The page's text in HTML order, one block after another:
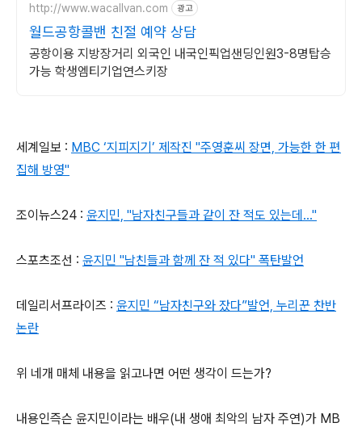
http://www.wacallvan.com 광고
월드공항콜밴 친절 예약 상담
공항이용 지방장거리 외국인 내국인픽업샌딩인원3-8명탑승
가능 학생엠티기업연스키장
세계일보 : MBC ‘지피지기’ 제작진 "주영훈씨 장면, 가능한 한 편
집해 방영"
조이뉴스24 : 윤지민, "남자친구들과 같이 잔 적도 있는데..."
스포츠조선 : 윤지민 "남친들과 함께 잔 적 있다" 폭탄발언
데일리서프라이즈 : 윤지민 “남자친구와 잤다”발언, 누리꾼 찬반
논란
위 네개 매체 내용을 읽고나면 어떤 생각이 드는가?
내용인즉슨 윤지민이라는 배우(내 생애 최악의 남자 주연)가 MB